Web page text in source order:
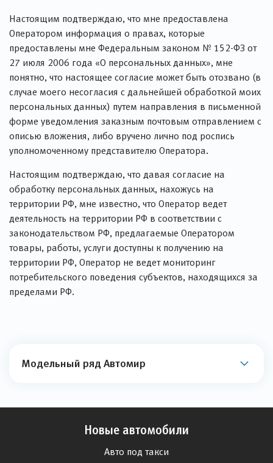
Настоящим подтверждаю, что мне предоставлена
Оператором информация о правах, которые
предоставлены мне Федеральным законом № 152-ФЗ от
27 июля 2006 года «О персональных данных», мне
понятно, что настоящее согласие может быть отозвано (в
случае моего несогласия с дальнейшей обработкой моих
персональных данных) путем направления в письменной
форме уведомления заказным почтовым отправлением с
описью вложения, либо вручено лично под роспись
уполномоченному представителю Оператора.
Настоящим подтверждаю, что давая согласие на
обработку персональных данных, нахожусь на
территории РФ, мне известно, что Оператор ведет
деятельность на территории РФ в соответствии с
законодательством РФ, предлагаемые Оператором
товары, работы, услуги доступны к получению на
территории РФ, Оператор не ведет мониторинг
потребительского поведения субъектов, находящихся за
пределами РФ.
Модельный ряд Автомир
Новые автомобили
Авто под такси